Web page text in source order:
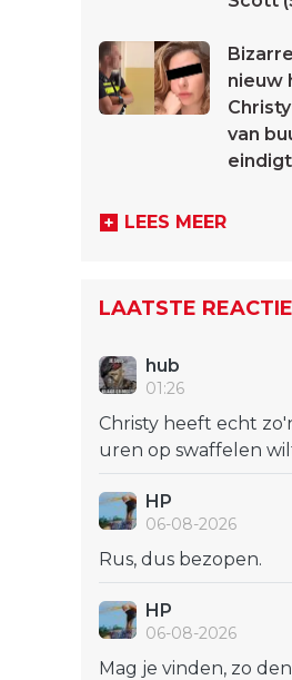
nieuw
van
LEES MEER
LAATSTE
hub
01:26
Christy heeft echt
uren op swaffelen
HP
06-08-2026
Rus, dus bezopen.
HP
06-08-2026
Mag je vinden, zo